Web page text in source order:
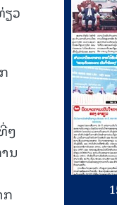
ວ
ໆ
ນ
ກ
15.039(06-08-2026)